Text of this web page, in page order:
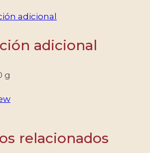
adicional
adicional
g
relacionados